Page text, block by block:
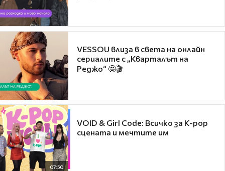
VESSOU влиза в света на онлайн
сериалите с „Кварталът на
Реджо“ 🤩🎬
07:50
VOID & Girl Code: Всичко за K-pop
сцената и мечтите им